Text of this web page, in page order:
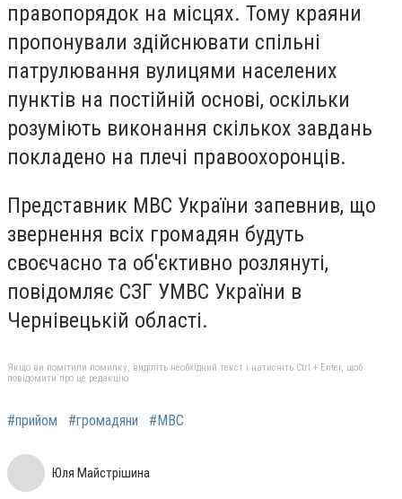
правопорядок на місцях. Тому краяни
пропонували здійснювати спільні
патрулювання вулицями населених
пунктів на постійній основі, оскільки
розуміють виконання скількох завдань
покладено на плечі правоохоронців.
Представник МВС України запевнив, що
звернення всіх громадян будуть
своєчасно та об'єктивно розлянуті,
повідомляє СЗГ УМВС України в
Чернівецькій області.
Якщо ви помітили помилку, виділіть необхідний текст і натисніть Ctrl + Enter, щоб
повідомити про це редакцію
#прийом #громадяни #МВС
Юля Майстрішина